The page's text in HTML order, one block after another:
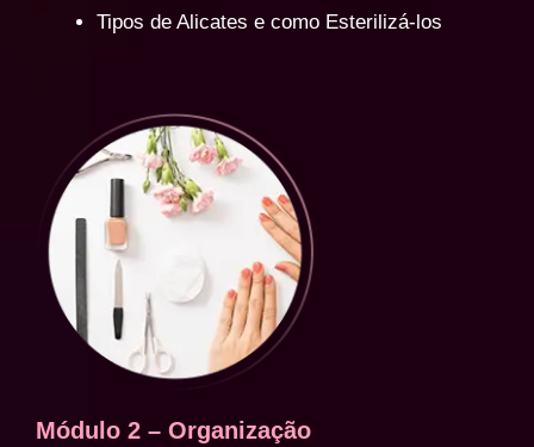
Tipos de Alicates e como Esterilizá-los
Módulo 2 – Organização